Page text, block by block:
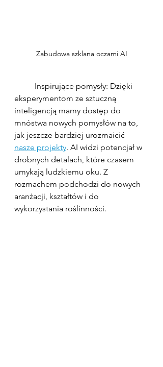
Zabudowa szklana oczami AI
eksperymentom ze sztuczną
inteligencją mamy dostęp do
mnóstwa nowych pomysłów na to,
jak jeszcze bardziej urozmaicić
nasze projekty. AI widzi potencjał w
drobnych detalach, które czasem
umykają ludzkiemu oku. Z
rozmachem podchodzi do nowych
aranżacji, kształtów i do
wykorzystania roślinności.